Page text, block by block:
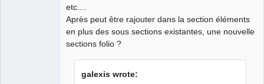
etc....
Après peut être rajouter dans la section éléments
en plus des sous sections existantes, une nouvelle
sections folio ?
galexis wrote: